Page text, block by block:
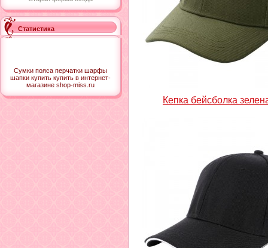
Статистика
Сумки пояса перчатки шарфы
шапки купить купить в интернет-
магазине shop-miss.ru
Кепка бейсболка